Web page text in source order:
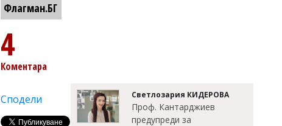
Флагман.БГ
4
Коментара
Сподели Светлозария КИДЕРОВА
Проф. Кантарджиев
предупреди за